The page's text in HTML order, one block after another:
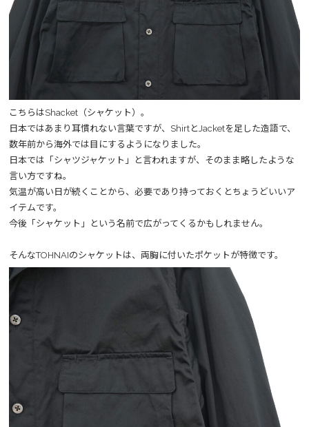
こちらはShacket（シャケット）。
日本ではあまり耳慣れない言葉ですが、ShirtとJacketを足した造語で、
数年前から海外では目にするようになりました。
日本では「シャツジャケット」と言われますが、そのまま略したような
言い方ですね。
気温が高い日が続くことから、必要であり持っておくとちょうどいいア
イテムです。
今後「シャケット」という名前で広がってくるかもしれません。
そんなTOHNAIのシャケットは、両胸に付いたポケットが特徴です。